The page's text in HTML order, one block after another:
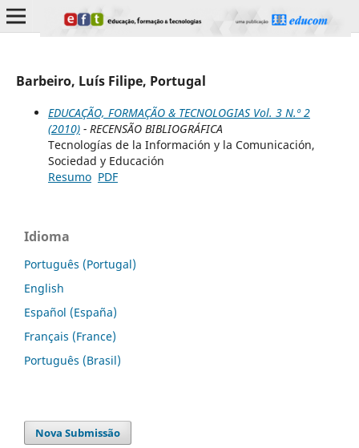
Barbeiro, Luís Filipe, Portugal
EDUCAÇÃO, FORMAÇÃO & TECNOLOGIAS Vol. 3 N.º 2
(2010)- RECENSÃO BIBLIOGRÁFICA
Tecnologías de la Información y la Comunicación,
Sociedad y Educación
Resumo PDF
Idioma
Português (Portugal)
English
Español (España)
Français (France)
Português (Brasil)
Nova Submissão